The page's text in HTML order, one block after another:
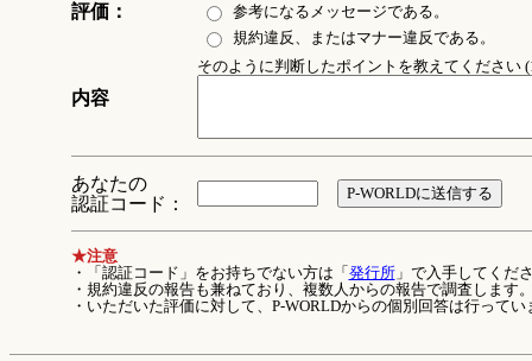
評価：
参考になるメッセージである。
規約違反、またはマナー違反である。
内容
そのように判断したポイントを教えてください
あなたの
認証コード：
★注意
・「認証コード」をお持ちでない方は「 発行所」で入手してくだ
・規約違反の報告も兼ねており、複数人からの報告で調査します
・いただいた評価に対して、P-WORLDからの個別回答は行ってい